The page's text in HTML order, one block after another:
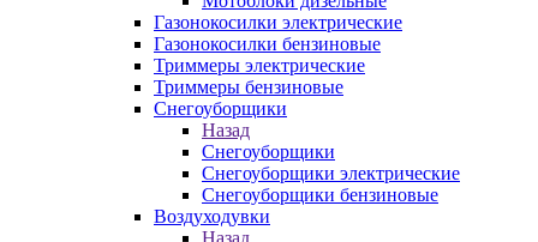
Газонокосилки электрические
Газонокосилки бензиновые
Триммеры электрические
Триммеры бензиновые
Снегоуборщики
Назад
Снегоуборщики
Снегоуборщики электрические
Снегоуборщики бензиновые
Воздуходувки
Назад